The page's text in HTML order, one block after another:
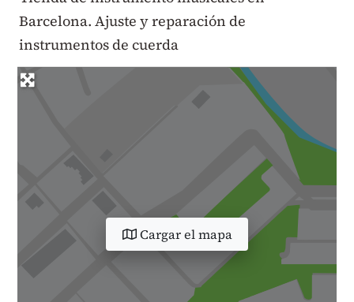
Barcelona. Ajuste y reparación de
instrumentos de cuerda
Cargar el mapa